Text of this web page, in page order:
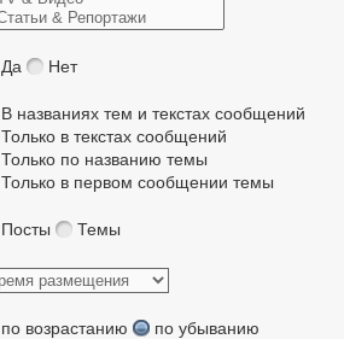
Да Нет
В названиях тем и текстах сообщений
Только в текстах сообщений
Только по названию темы
Только в первом сообщении темы
Посты Темы
по возрастанию по убыванию